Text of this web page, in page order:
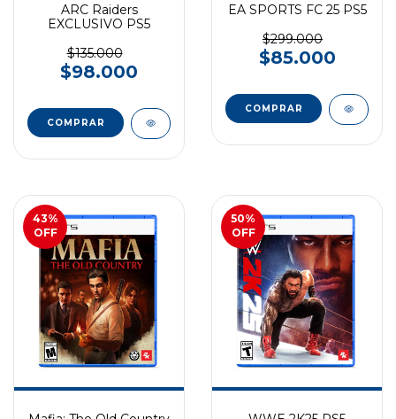
ARC Raiders
EXCLUSIVO PS5
$135.000
$98.000
COMPRAR
EA SPORTS FC 25 PS5
$299.000
$85.000
COMPRAR
43%
OFF
50%
OFF